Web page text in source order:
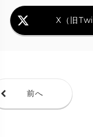
X（旧
前へ